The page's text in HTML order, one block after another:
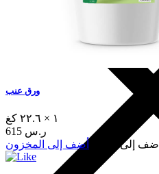
ورق عنب
١ × ٢٢.٦ كغ
615 ر.س
أضف إلى السلة
أضف إلى المخزون